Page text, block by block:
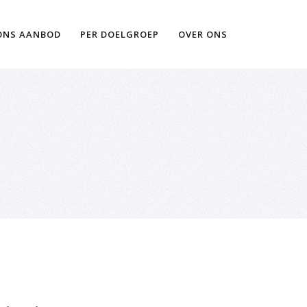
AANBOD PER DOELGROEP OVER ONS